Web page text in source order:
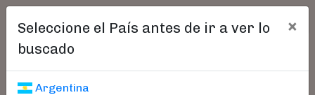
Seleccione el País antes de ir a ver lo
buscado
×
Argentina
Libros encontrados